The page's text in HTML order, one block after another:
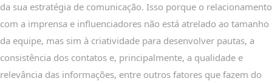
da sua estratégia de comunicação. Isso porque o relacionamento
com a imprensa e influenciadores não está atrelado ao tamanho
da equipe, mas sim à criatividade para desenvolver pautas, a
consistência dos contatos e, principalmente, a qualidade e
relevância das informações, entre outros fatores que fazem do